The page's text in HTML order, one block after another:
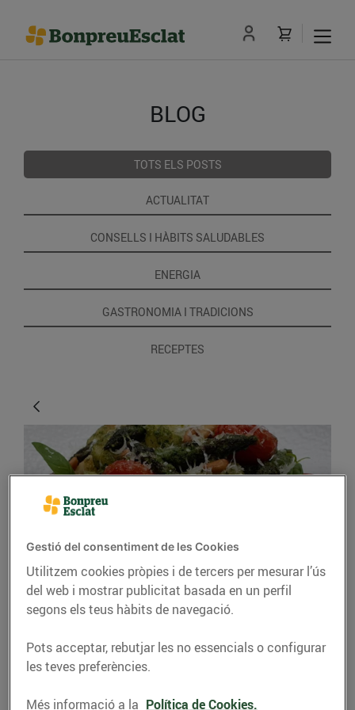
BLOG
TOTS ELS POSTS
ACTUALITAT
CONSELLS I HÀBITS SALUDABLES
ENERGIA
GASTRONOMIA I TRADICIONS
RECEPTES
RECEPTES
Nyoquis de patata amb
pesto, espàrrecs i
cirerols
17/d’abril/2020
Gestió del consentiment de les Cookies
Utilitzem cookies pròpies i de tercers per mesurar l’ús
del web i mostrar publicitat basada en un perfil
segons els teus hàbits de navegació.
Pots acceptar, rebutjar les no essencials o configurar
les teves preferències.
Més informació a la Política de Cookies.